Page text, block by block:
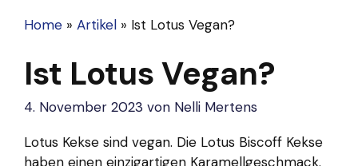
Home » Artikel » Ist Lotus Vegan?
Ist Lotus Vegan?
4. November 2023 von Nelli Mertens
Lotus Kekse sind vegan. Die Lotus Biscoff Kekse
haben einen einzigartigen Karamellgeschmack.